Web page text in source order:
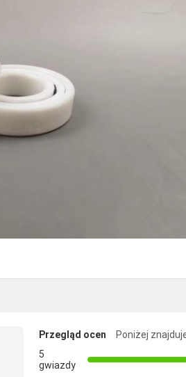
Przegląd ocen
Poniżej
5
gwiazdy